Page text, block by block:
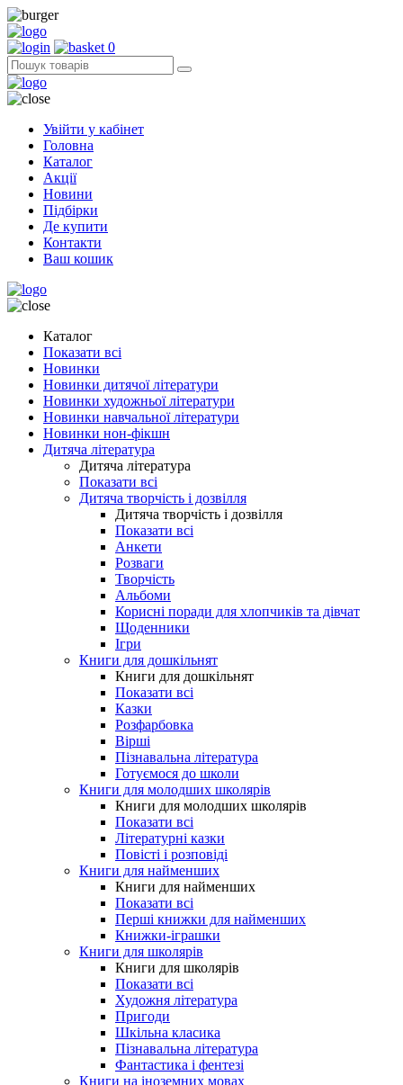
0
Увійти у кабінет
Головна
Каталог
Акції
Новини
Підбірки
Де купити
Контакти
Ваш кошик
Каталог
Показати всі
Новинки
Новинки дитячої літератури
Новинки художньої літератури
Новинки навчальної літератури
Новинки нон-фікшн
Дитяча література
Дитяча література
Показати всі
Дитяча творчість і дозвілля
Дитяча творчість і дозвілля
Показати всі
Анкети
Розваги
Творчість
Альбоми
Корисні поради для хлопчиків та дівчат
Щоденники
Ігри
Книги для дошкільнят
Книги для дошкільнят
Показати всі
Казки
Розфарбовка
Вірші
Пізнавальна література
Готуємося до школи
Книги для молодших школярів
Книги для молодших школярів
Показати всі
Літературні казки
Повісті і розповіді
Книги для найменших
Книги для найменших
Показати всі
Перші книжки для найменших
Книжки-іграшки
Книги для школярів
Книги для школярів
Показати всі
Художня література
Пригоди
Шкільна класика
Пізнавальна література
Фантастика і фентезі
Книги на іноземних мовах